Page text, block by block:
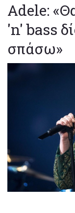
Adele:
'n' bass
σπάσω»